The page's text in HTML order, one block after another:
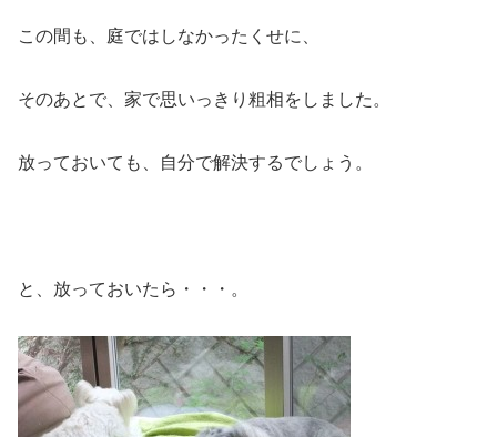
この間も、庭ではしなかったくせに、
そのあとで、家で思いっきり粗相をしました。
放っておいても、自分で解決するでしょう。
と、放っておいたら・・・。